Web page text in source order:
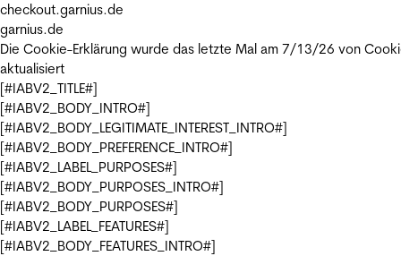
checkout.garnius.de
garnius.de
Die Cookie-Erklärung wurde das letzte Mal am 7/13/26 von
aktualisiert
[#IABV2_TITLE#]
[#IABV2_BODY_INTRO#]
[#IABV2_BODY_LEGITIMATE_INTEREST_INTRO#]
[#IABV2_BODY_PREFERENCE_INTRO#]
[#IABV2_LABEL_PURPOSES#]
[#IABV2_BODY_PURPOSES_INTRO#]
[#IABV2_BODY_PURPOSES#]
[#IABV2_LABEL_FEATURES#]
[#IABV2_BODY_FEATURES_INTRO#]